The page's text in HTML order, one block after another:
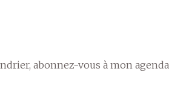
abonnez-vous à mon agenda